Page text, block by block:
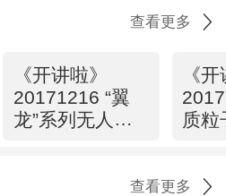
查看更多
《开讲啦》
20171216 “翼
龙”系列无人机
《
质粒
查看更多